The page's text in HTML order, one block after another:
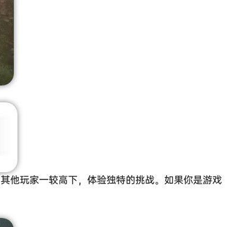
他玩家一较高下，体验独特的挑战。如果你是游戏